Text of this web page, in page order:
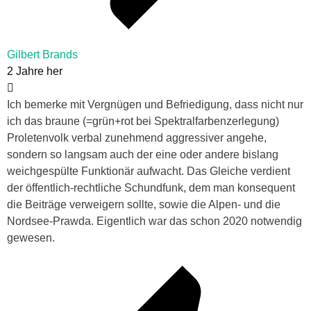
Gilbert Brands
2 Jahre her
Ich bemerke mit Vergnügen und Befriedigung, dass nicht nur
ich das braune (=grün+rot bei Spektralfarbenzerlegung)
Proletenvolk verbal zunehmend aggressiver angehe,
sondern so langsam auch der eine oder andere bislang
weichgespülte Funktionär aufwacht. Das Gleiche verdient
der öffentlich-rechtliche Schundfunk, dem man konsequent
die Beiträge verweigern sollte, sowie die Alpen- und die
Nordsee-Prawda. Eigentlich war das schon 2020 notwendig
gewesen.